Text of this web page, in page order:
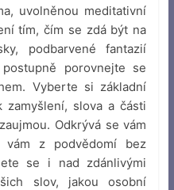
uvolněnou meditativní
tím, čím se zdá být na
podbarvené fantazií
porovnejte se
Vyberte si základní
zamyšlení, slova a části
Odkrývá se vám
z podvědomí bez
se i nad zdánlivými
slov, jakou osobní